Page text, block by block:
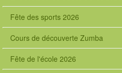
Fête des sports 2026
Cours de découverte Zumba
Fête de l'école 2026